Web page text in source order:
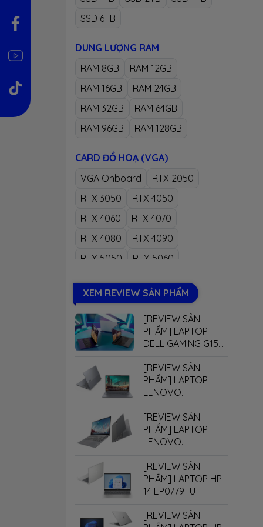
SSD 6TB
DUNG LƯỢNG RAM
RAM 8GB
RAM 12GB
RAM 16GB
RAM 24GB
RAM 32GB
RAM 64GB
RAM 96GB
RAM 128GB
CARD ĐỒ HOẠ (VGA)
VGA Onboard
RTX 2050
RTX 3050
RTX 4050
RTX 4060
RTX 4070
RTX 4080
RTX 4090
RTX 5050
RTX 5060
RTX 5080
RTX 5090
XEM REVIEW SẢN PHẨM
[REVIEW SẢN
PHẨM] LAPTOP
DELL GAMING G15
[REVIEW SẢN
PHẨM] LAPTOP
LENOVO
[REVIEW SẢN
PHẨM] LAPTOP
LENOVO
[REVIEW SẢN
PHẨM] LAPTOP HP
14 EP0779TU
[REVIEW SẢN